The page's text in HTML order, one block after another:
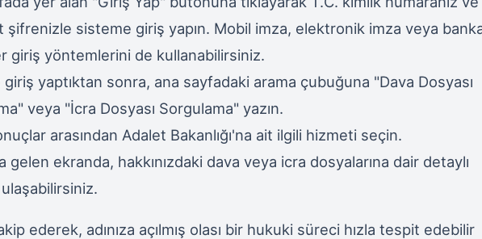
şifrenizle sisteme giriş yapın. Mobil imza, elektronik imza veya
giriş yöntemlerini de kullanabilirsiniz.
yaptıktan sonra, ana sayfadaki arama çubuğuna "Dava Dosyası
veya "İcra Dosyası Sorgulama" yazın.
arasından Adalet Bakanlığı'na ait ilgili hizmeti seçin.
gelen ekranda, hakkınızdaki dava veya icra dosyalarına dair detaylı
ederek, adınıza açılmış olası bir hukuki süreci hızla tespit edebilir